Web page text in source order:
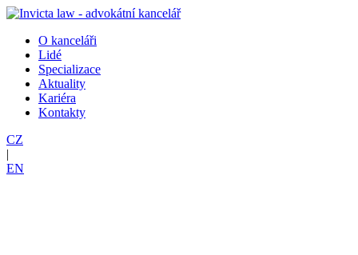
O kanceláři
Lidé
Specializace
Aktuality
Kariéra
Kontakty
CZ
|
EN